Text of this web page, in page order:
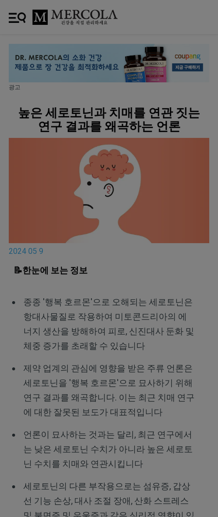
광고
높은 세로토닌과 치매를 연관 짓는
연구 결과를 왜곡하는 언론
2024 05 9
📝한눈에 보는 정보
종종 '행복 호르몬'으로 오해되는 세로토닌은
항대사물질로 작용하여 미토콘드리아의 에
너지 생산을 방해하여 피로, 신진대사 둔화 및
체중 증가를 초래할 수 있습니다
제약 업계의 관심에 영향을 받은 주류 언론은
세로토닌을 '행복 호르몬'으로 묘사하기 위해
연구 결과를 왜곡합니다. 이는 최근 치매 연구
에 대한 잘못된 보도가 대표적입니다
언론이 묘사하는 것과는 달리, 최근 연구에서
는 낮은 세로토닌 수치가 아니라 높은 세로토
닌 수치를 치매와 연관시킵니다
세로토닌의 다른 부작용으로는 섬유증, 갑상
선 기능 손상, 대사 조절 장애, 산화 스트레스